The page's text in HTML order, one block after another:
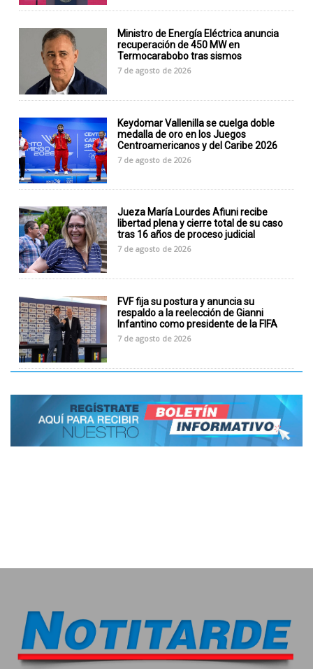
Ministro de Energía Eléctrica anuncia
recuperación de 450 MW en
Termocarabobo tras sismos
7 de agosto de 2026
Keydomar Vallenilla se cuelga doble
medalla de oro en los Juegos
Centroamericanos y del Caribe 2026
7 de agosto de 2026
Jueza María Lourdes Afiuni recibe
libertad plena y cierre total de su caso
tras 16 años de proceso judicial
7 de agosto de 2026
FVF fija su postura y anuncia su
respaldo a la reelección de Gianni
Infantino como presidente de la FIFA
7 de agosto de 2026